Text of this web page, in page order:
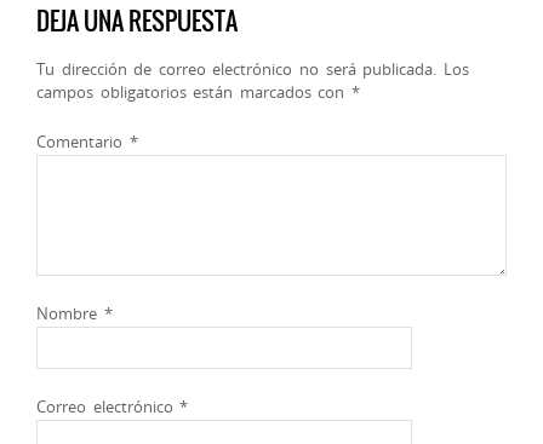
DEJA UNA RESPUESTA
Tu dirección de correo electrónico no será publicada. Los
campos obligatorios están marcados con *
Comentario *
Nombre *
Correo electrónico*